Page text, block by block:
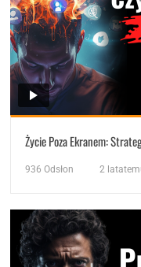
Życie Poza Ekranem:
936 Odsłon 2